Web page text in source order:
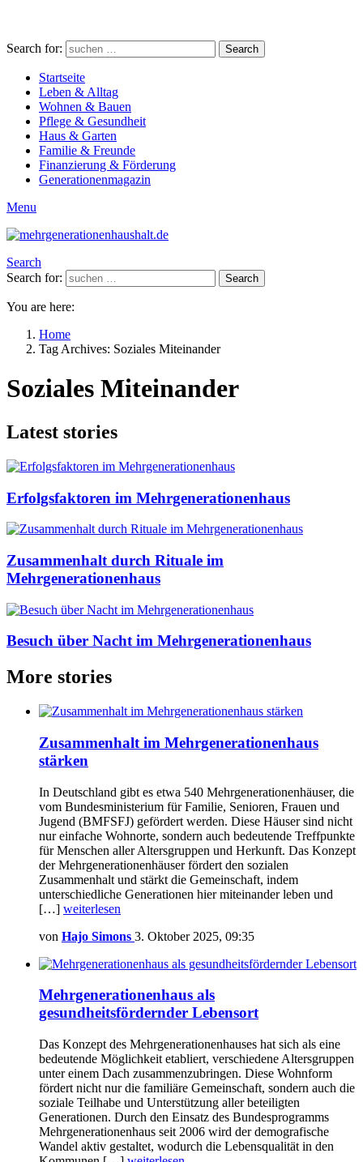
Search for: Search
Startseite
Leben & Alltag
Wohnen & Bauen
Pflege & Gesundheit
Haus & Garten
Familie & Freunde
Finanzierung & Förderung
Generationenmagazin
Menu
Search
Search for:
Search
You are here:
Home
Tag Archives: Soziales Miteinander
Soziales Miteinander
Latest stories
Erfolgsfaktoren im Mehrgenerationenhaus
Zusammenhalt durch Rituale im
Mehrgenerationenhaus
Besuch über Nacht im Mehrgenerationenhaus
More stories
Zusammenhalt im Mehrgenerationenhaus
stärken
In Deutschland gibt es etwa 540 Mehrgenerationenhäuser, die
vom Bundesministerium für Familie, Senioren, Frauen und
Jugend (BMFSFJ) gefördert werden. Diese Häuser sind nicht
nur einfache Wohnorte, sondern auch bedeutende Treffpunkte
für Menschen aller Altersgruppen und Herkunft. Das Konzept
der Mehrgenerationenhäuser fördert den sozialen
Zusammenhalt und stärkt die Gemeinschaft, indem
unterschiedliche Generationen hier miteinander leben und
[…] weiterlesen
von Hajo Simons 3. Oktober 2025, 09:35
Mehrgenerationenhaus als
gesundheitsfördernder Lebensort
Das Konzept des Mehrgenerationenhauses hat sich als eine
bedeutende Möglichkeit etabliert, verschiedene Altersgruppen
unter einem Dach zusammenzubringen. Diese Wohnform
fördert nicht nur die familiäre Gemeinschaft, sondern auch die
soziale Teilhabe und Unterstützung aller beteiligten
Generationen. Durch den Einsatz des Bundesprogramms
Mehrgenerationenhaus seit 2006 wird der demografische
Wandel aktiv gestaltet, wodurch die Lebensqualität in den